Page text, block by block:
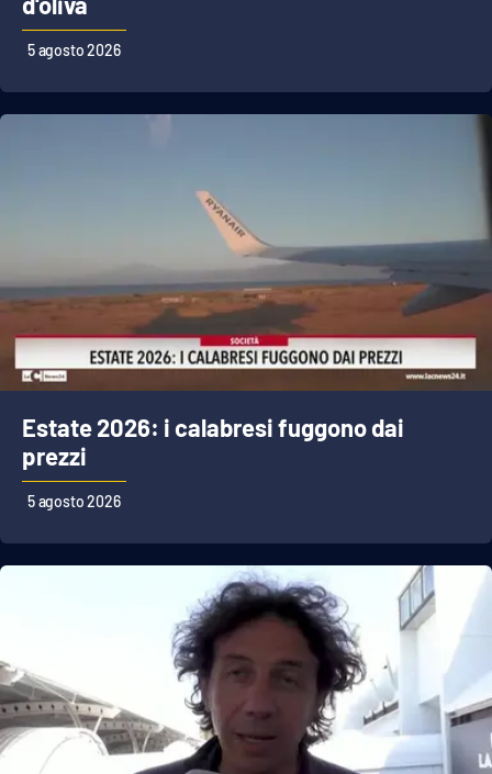
Imprese Di Calabria
Le perfidie di Antonella Grippo
LaC TV
LaC Network
LaC OnAir
EDIZIONI
LOCALI
Reggio Calabria
Cosenza
5 agosto 2026
Estate 2026: i calabresi fuggono dai
prezzi
5 agosto 2026